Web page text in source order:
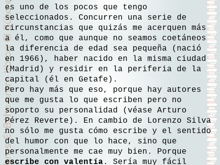
es uno de los pocos que tengo
seleccionados. Concurren una serie de
circunstancias que quizás me acerquen más
a él, como que aunque no seamos coetáneos
la diferencia de edad sea pequeña (nació
en 1966), haber nacido en la misma ciudad
(Madrid) y residir en la periferia de la
capital (él en Getafe).
Pero hay más que eso, porque hay autores
que me gusta lo que escriben pero no
soporto su personalidad (véase Arturo
Pérez Reverte). En cambio de Lorenzo Silva
no sólo me gusta cómo escribe y el sentido
del humor con que lo hace, sino que
personalmente me cae muy bien. Porque
escribe con valentía. Sería muy fácil